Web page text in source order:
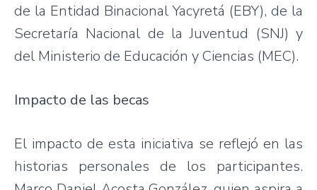
de la Entidad Binacional Yacyretá (EBY), de la
Secretaría Nacional de la Juventud (SNJ) y
del Ministerio de Educación y Ciencias (MEC).
Impacto de las becas
El impacto de esta iniciativa se reflejó en las
historias personales de los participantes.